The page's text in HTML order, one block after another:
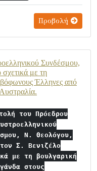
Προβολή
Συνδέσμου,
με τη
Έλληνες από
του Πρόεδρου
Ν. Θεολόγου,
Σ. Βενιζέλο
με τη βουλγαρική
στους